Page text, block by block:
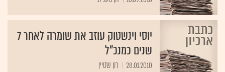
יוסי וינשטוק עוזב את שומרה לאחר 7
שנים כמנכ"ל
28.01.2010 רון שטיין